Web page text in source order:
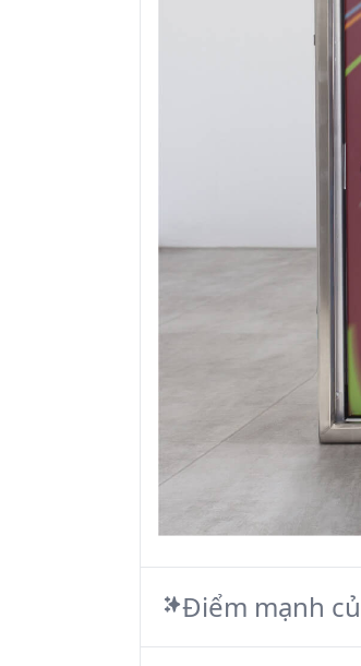
Điểm mạnh